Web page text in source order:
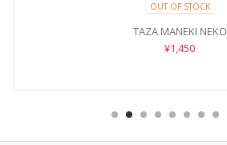
OUT OF STOCK
TAZA MANEKI NEKO
¥1,450